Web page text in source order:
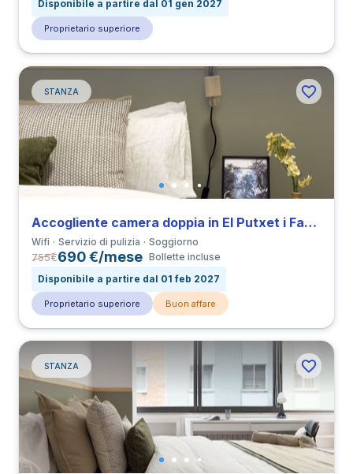
Disponibile a partire dal 01 gen 2027
Proprietario superiore
STANZA
Accogliente camera doppia in El Putxet i Farró
Wifi Servizio di pulizia Soggiorno
755€690 €/mese Bollette incluse
Disponibile a partire dal 01 feb 2027
Proprietario superiore Buon affare
STANZA